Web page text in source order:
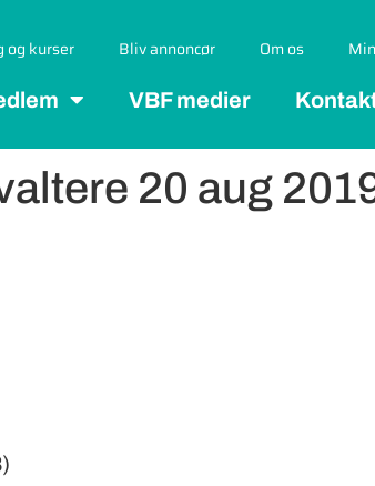
og kurser Bliv annoncør Om os
VBF medier
20 aug